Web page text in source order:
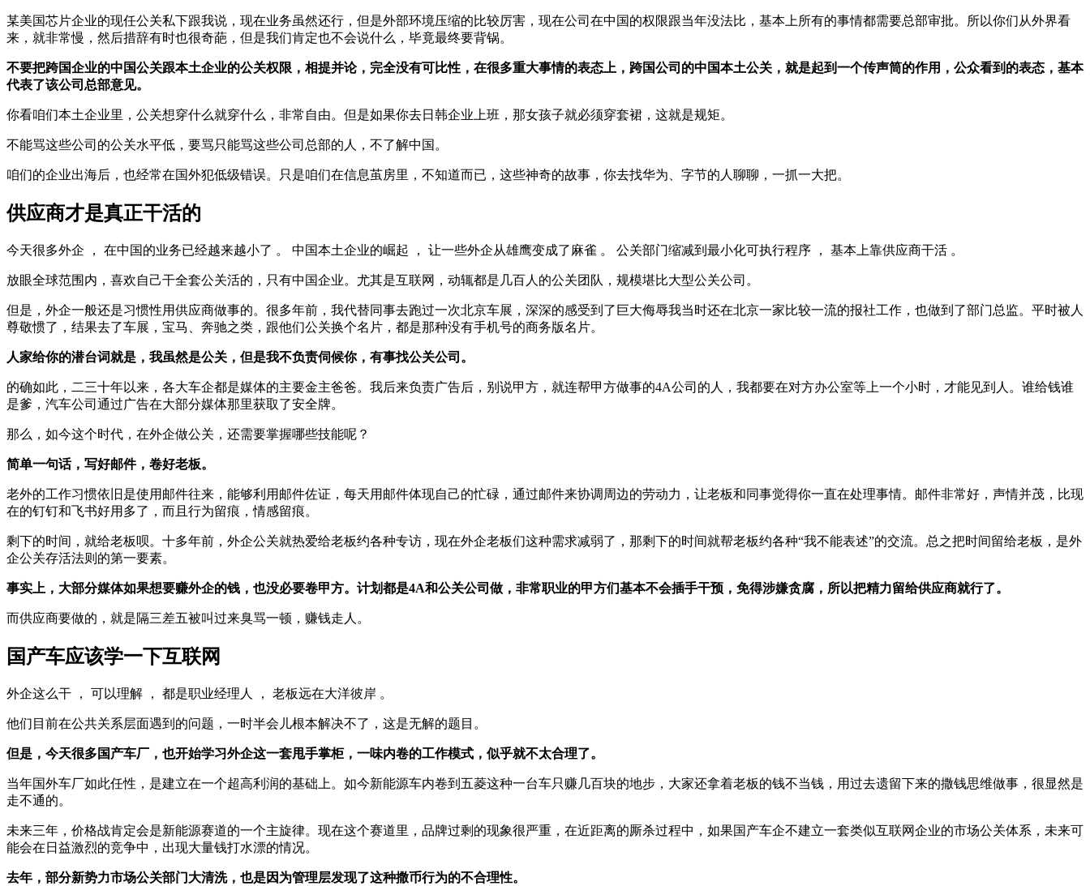
某美国芯片企业的现任公关私下跟我说，现在业务虽然还行，但是外部环境压缩的比较厉害，现在公司在中国的权限跟当年没法比，基本上所有的事情都需要总部审批。所以你们从外界看
来，就非常慢，然后措辞有时也很奇葩，但是我们肯定也不会说什么，毕竟最终要背锅。
不要把跨国企业的中国公关跟本土企业的公关权限，相提并论，完全没有可比性，在很多重大事情的表态上，跨国公司的中国本土公关，就是起到一个传声筒的作用，公众看到的表态，基本
代表了该公司总部意见。
你看咱们本土企业里，公关想穿什么就穿什么，非常自由。但是如果你去日韩企业上班，那女孩子就必须穿套裙，这就是规矩。
不能骂这些公司的公关水平低，要骂只能骂这些公司总部的人，不了解中国。
咱们的企业出海后，也经常在国外犯低级错误。只是咱们在信息茧房里，不知道而已，这些神奇的故事，你去找华为、字节的人聊聊，一抓一大把。
供应商才是真正干活的
今天很多外企 ， 在中国的业务已经越来越小了 。 中国本土企业的崛起 ， 让一些外企从雄鹰变成了麻雀 。 公关部门缩减到最小化可执行程序 ， 基本上靠供应商干活 。
放眼全球范围内，喜欢自己干全套公关活的，只有中国企业。尤其是互联网，动辄都是几百人的公关团队，规模堪比大型公关公司。
但是，外企一般还是习惯性用供应商做事的。很多年前，我代替同事去跑过一次北京车展，深深的感受到了巨大侮辱我当时还在北京一家比较一流的报社工作，也做到了部门总监。平时被人
尊敬惯了，结果去了车展，宝马、奔驰之类，跟他们公关换个名片，都是那种没有手机号的商务版名片。
人家给你的潜台词就是，我虽然是公关，但是我不负责伺候你，有事找公关公司。
的确如此，二三十年以来，各大车企都是媒体的主要金主爸爸。我后来负责广告后，别说甲方，就连帮甲方做事的4A公司的人，我都要在对方办公室等上一个小时，才能见到人。谁给钱谁
是爹，汽车公司通过广告在大部分媒体那里获取了安全牌。
那么，如今这个时代，在外企做公关，还需要掌握哪些技能呢？
简单一句话，写好邮件，卷好老板。
老外的工作习惯依旧是使用邮件往来，能够利用邮件佐证，每天用邮件体现自己的忙碌，通过邮件来协调周边的劳动力，让老板和同事觉得你一直在处理事情。邮件非常好，声情并茂，比现
在的钉钉和飞书好用多了，而且行为留痕，情感留痕。
剩下的时间，就给老板呗。十多年前，外企公关就热爱给老板约各种专访，现在外企老板们这种需求减弱了，那剩下的时间就帮老板约各种“我不能表述”的交流。总之把时间留给老板，是外
企公关存活法则的第一要素。
事实上，大部分媒体如果想要赚外企的钱，也没必要卷甲方。计划都是4A和公关公司做，非常职业的甲方们基本不会插手干预，免得涉嫌贪腐，所以把精力留给供应商就行了。
而供应商要做的，就是隔三差五被叫过来臭骂一顿，赚钱走人。
国产车应该学一下互联网
外企这么干 ， 可以理解 ， 都是职业经理人 ， 老板远在大洋彼岸 。
他们目前在公共关系层面遇到的问题，一时半会儿根本解决不了，这是无解的题目。
但是，今天很多国产车厂，也开始学习外企这一套甩手掌柜，一味内卷的工作模式，似乎就不太合理了。
当年国外车厂如此任性，是建立在一个超高利润的基础上。如今新能源车内卷到五菱这种一台车只赚几百块的地步，大家还拿着老板的钱不当钱，用过去遗留下来的撒钱思维做事，很显然是
走不通的。
未来三年，价格战肯定会是新能源赛道的一个主旋律。现在这个赛道里，品牌过剩的现象很严重，在近距离的厮杀过程中，如果国产车企不建立一套类似互联网企业的市场公关体系，未来可
能会在日益激烈的竞争中，出现大量钱打水漂的情况。
去年，部分新势力市场公关部门大清洗，也是因为管理层发现了这种撒币行为的不合理性。